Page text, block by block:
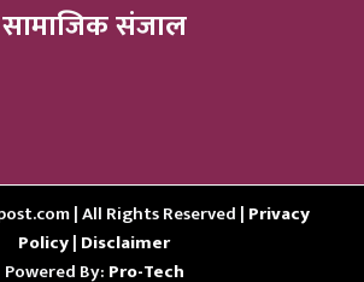
सामाजिक संजाल
| All Rights Reserved | Privacy
Policy| Disclaimer
Powered By: Pro-Tech